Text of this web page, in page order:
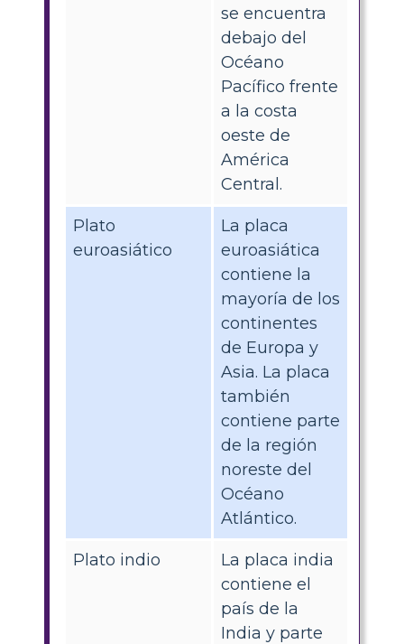
se encuentra
debajo del
Océano
Pacífico frente
a la costa
oeste de
América
Central.
Plato
euroasiático
La placa
euroasiática
contiene la
mayoría de los
continentes
de Europa y
Asia. La placa
también
contiene parte
de la región
noreste del
Océano
Atlántico.
Plato indio
La placa india
contiene el
país de la
India y parte